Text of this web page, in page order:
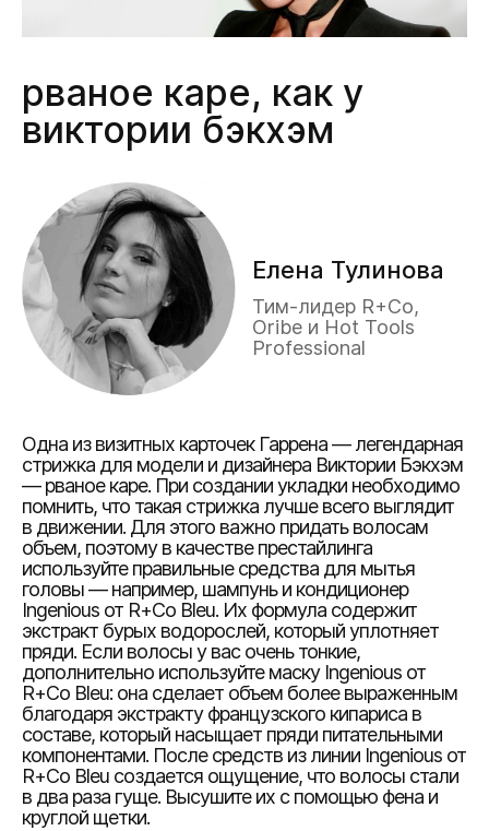
рваное каре, как у
виктории бэкхэм
Елена Тулинова
Тим-лидер R+Co,
Oribe и Hot Tools
Professional
Одна из визитных карточек Гаррена — легендарная
стрижка для модели и дизайнера Виктории Бэкхэм
— рваное каре. При создании укладки необходимо
помнить, что такая стрижка лучше всего выглядит
в движении. Для этого важно придать волосам
объем, поэтому в качестве престайлинга
используйте правильные средства для мытья
головы — например, шампунь и кондиционер
Ingenious от R+Co Bleu. Их формула содержит
экстракт бурых водорослей, который уплотняет
пряди. Если волосы у вас очень тонкие,
дополнительно используйте маску Ingenious от
R+Co Bleu: она сделает объем более выраженным
благодаря экстракту французского кипариса в
составе, который насыщает пряди питательными
компонентами. После средств из линии Ingenious от
R+Co Bleu создается ощущение, что волосы стали
в два раза гуще. Высушите их с помощью фена и
круглой щетки.